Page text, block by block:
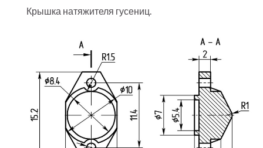
Крышка натяжителя гусениц.